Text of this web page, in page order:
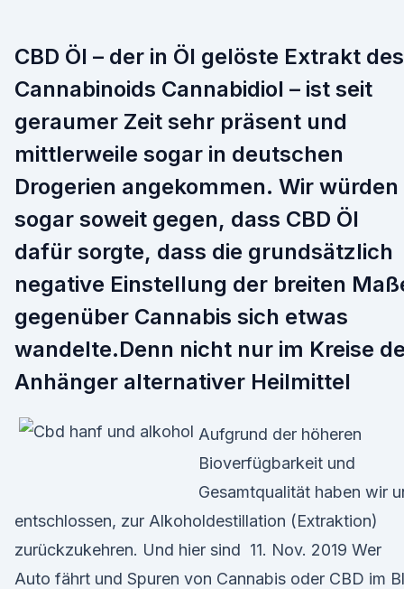
CBD Öl – der in Öl gelöste Extrakt des
Cannabinoids Cannabidiol – ist seit
geraumer Zeit sehr präsent und
mittlerweile sogar in deutschen
Drogerien angekommen. Wir würden
sogar soweit gegen, dass CBD Öl
dafür sorgte, dass die grundsätzlich
negative Einstellung der breiten
gegenüber Cannabis sich etwas
wandelte.Denn nicht nur im Kreise
Anhänger alternativer Heilmittel
Aufgrund der höheren
Bioverfügbarkeit und
Gesamtqualität haben wir
entschlossen, zur Alkoholdestillation (Extraktion)
zurückzukehren. Und hier sind 11. Nov. 2019 Wer
Auto fährt und Spuren von Cannabis oder CBD im